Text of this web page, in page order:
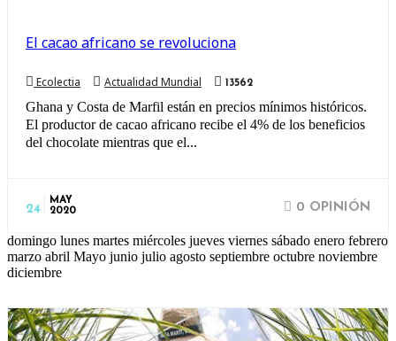
El cacao africano se revoluciona
Ecolectia Actualidad Mundial 13562
Ghana y Costa de Marfil están en precios mínimos históricos.
El productor de cacao africano recibe el 4% de los beneficios
del chocolate mientras que el...
24
MAY
2020
0 OPINIÓN
domingo lunes martes miércoles jueves viernes sábado enero febrero
marzo abril Mayo junio julio agosto septiembre octubre noviembre
diciembre